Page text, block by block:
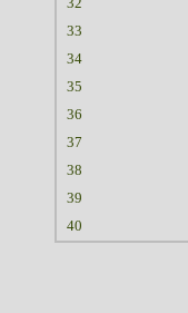
33
34
35
36
37
38
39
40